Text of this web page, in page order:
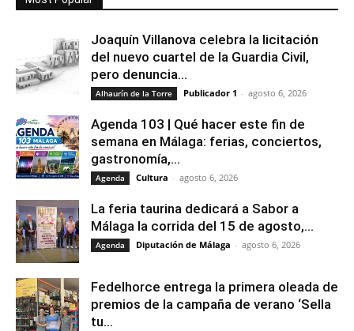
Joaquín Villanova celebra la licitación
del nuevo cuartel de la Guardia Civil,
pero denuncia...
Alhaurín de la Torre Publicador 1 - agosto 6, 2026
Agenda 103 | Qué hacer este fin de
semana en Málaga: ferias, conciertos,
gastronomía,...
Agenda Cultura - agosto 6, 2026
La feria taurina dedicará a Sabor a
Málaga la corrida del 15 de agosto,...
Agenda Diputación de Málaga - agosto 6, 2026
Fedelhorce entrega la primera oleada de
premios de la campaña de verano ‘Sella
tu...